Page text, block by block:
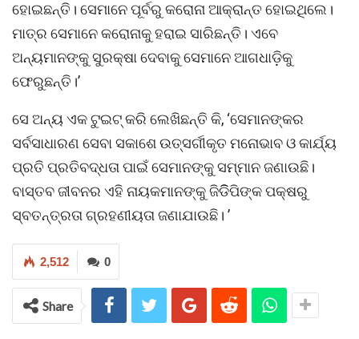
ହୋଇଛନ୍ତି। ସେମାନେ ପୂର୍ବରୁ କରୋନା ଆକ୍ରାନ୍ତ ହୋଇଥିଲେ।
ମାତ୍ର ସେମାନେ କରୋନାକୁ ହରାଇ ସାରିଛନ୍ତି। ଏବେ
ଅନ୍ୟମାନଙ୍କୁ ସୁରକ୍ଷା ଦେବାକୁ ସେମାନେ ଆଗଧାଡ଼ିକୁ
ଫେରୁଛନ୍ତି।’
ସେ ଅନ୍ୟ ଏକ ଟୁଇଟ୍‌ କରି ଲେଖିଛନ୍ତି କି, ‘ସେମାନଙ୍କର
ସର୍ବସାଧାରଣ ସେବା ସକାଶେ ଉତ୍ସର୍ଗୀକୃତ ମନୋଭାବ ଓ କାର୍ଯ୍ୟ
ପ୍ରତି ପ୍ରତିବଦ୍ଧତା ପାଇଁ ସେମାନଙ୍କୁ ସମ୍ମାନ ଜଣାଉଛି।
ବାସ୍ତବ ଜୀବନର ଏହି ନାୟକମାନଙ୍କୁ ଜିଡିିପିଙ୍କ ପକ୍ଷରୁ
ସ୍ବତନ୍ତ୍ରତା ଗ୍ରହଣୀୟତା ଜଣାଯାଉଛି। ’
0
2,512
Share